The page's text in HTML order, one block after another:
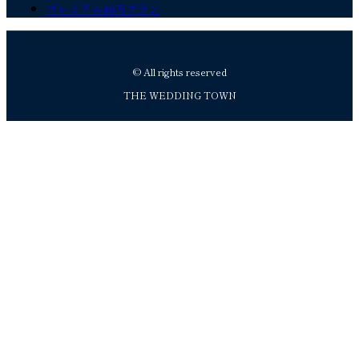
プレミアム46万プラン
© All rights reserved
THE WEDDING TOWN